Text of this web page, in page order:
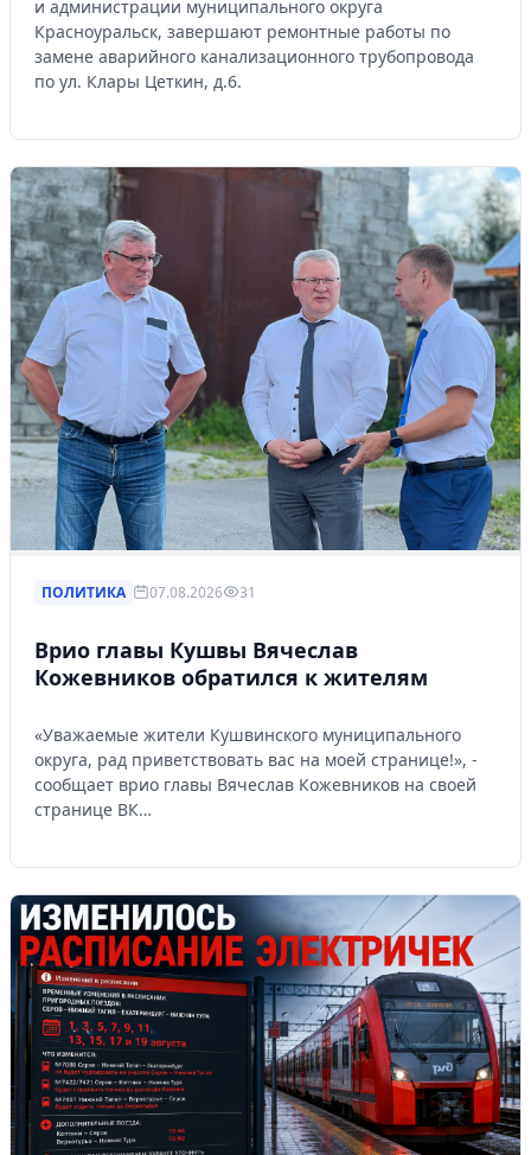
и администрации муниципального округа
Красноуральск, завершают ремонтные работы по
замене аварийного канализационного трубопровода
по ул. Клары Цеткин, д.6.
ПОЛИТИКА 07.08.2026 31
Врио главы Кушвы Вячеслав
Кожевников обратился к жителям
«Уважаемые жители Кушвинского муниципального
округа, рад приветствовать вас на моей странице!», -
сообщает врио главы Вячеслав Кожевников на своей
странице ВК…